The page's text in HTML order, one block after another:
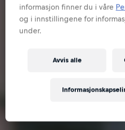
informasjon finner du i våre
og i innstillingene for
under.
Avvis alle